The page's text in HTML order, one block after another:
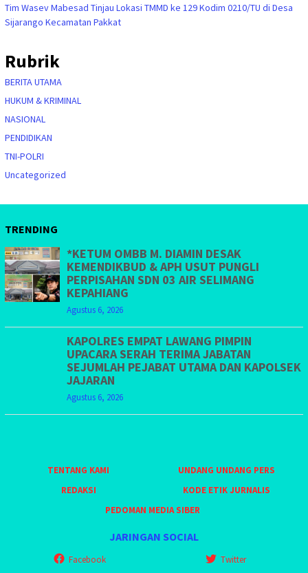
Tim Wasev Mabesad Tinjau Lokasi TMMD ke 129 Kodim 0210/TU di Desa
Sijarango Kecamatan Pakkat
Rubrik
BERITA UTAMA
HUKUM & KRIMINAL
NASIONAL
PENDIDIKAN
TNI-POLRI
Uncategorized
TRENDING
*KETUM OMBB M. DIAMIN DESAK
KEMENDIKBUD & APH USUT PUNGLI
PERPISAHAN SDN 03 AIR SELIMANG
KEPAHIANG
Agustus 6, 2026
KAPOLRES EMPAT LAWANG PIMPIN
UPACARA SERAH TERIMA JABATAN
SEJUMLAH PEJABAT UTAMA DAN KAPOLSEK
JAJARAN
Agustus 6, 2026
TENTANG KAMI
UNDANG UNDANG PERS
REDAKSI
KODE ETIK JURNALIS
PEDOMAN MEDIA SIBER
JARINGAN SOCIAL
Facebook Twitter